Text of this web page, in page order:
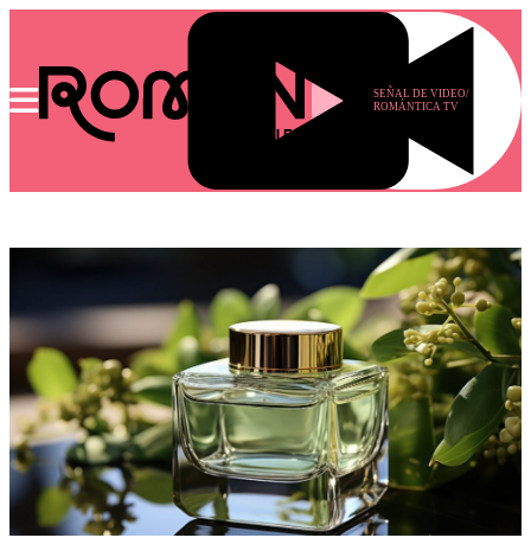
SEÑAL DE VIDEO/
ROMÁNTICA TV